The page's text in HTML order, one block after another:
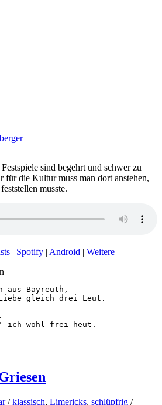
sind begehrt und schwer zu
für die Kultur muss man dort anstehen,
musste.
| Spotify | Android | Weitere
aus Bayreuth,
gleich drei Leut.
ich wohl frei heut.
/klassisch, Limericks, schlüpfrig /